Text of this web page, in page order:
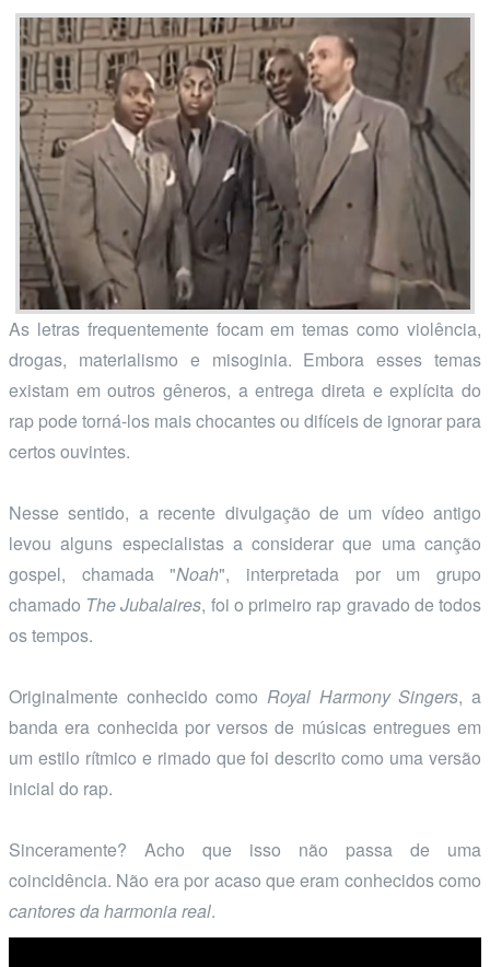
As letras frequentemente focam em temas como violência,
drogas, materialismo e misoginia. Embora esses temas
existam em outros gêneros, a entrega direta e explícita do
rap pode torná-los mais chocantes ou difíceis de ignorar para
certos ouvintes.
Nesse sentido, a recente divulgação de um vídeo antigo
levou alguns especialistas a considerar que uma canção
gospel, chamada "Noah", interpretada por um grupo
chamado The Jubalaires, foi o primeiro rap gravado de todos
os tempos.
Originalmente conhecido como Royal Harmony Singers, a
banda era conhecida por versos de músicas entregues em
um estilo rítmico e rimado que foi descrito como uma versão
inicial do rap.
Sinceramente? Acho que isso não passa de uma
coincidência. Não era por acaso que eram conhecidos como
cantores da harmonia real.